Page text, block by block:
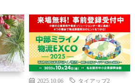
2025.10.06 タイアップ2